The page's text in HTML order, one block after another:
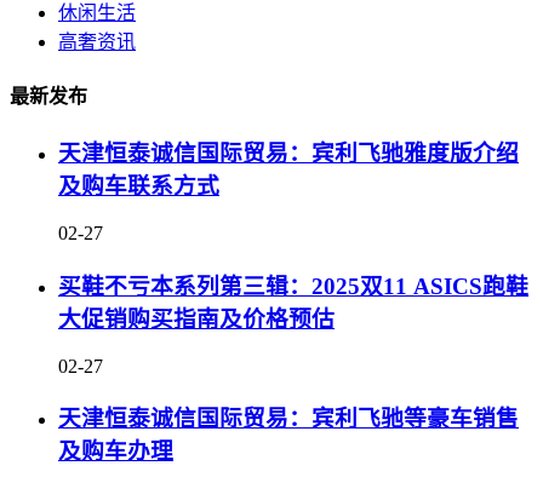
休闲生活
高奢资讯
最新发布
天津恒泰诚信国际贸易：宾利飞驰雅度版介绍
及购车联系方式
02-27
买鞋不亏本系列第三辑：2025双11 ASICS跑鞋
大促销购买指南及价格预估
02-27
天津恒泰诚信国际贸易：宾利飞驰等豪车销售
及购车办理